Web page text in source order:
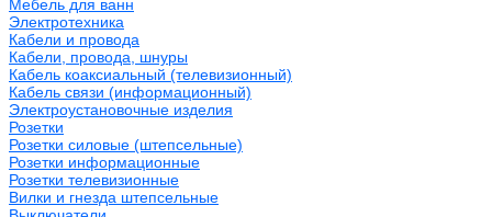
Мебель для ванн
Электротехника
Кабели и провода
Кабели, провода, шнуры
Кабель коаксиальный (телевизионный)
Кабель связи (информационный)
Электроустановочные изделия
Розетки
Розетки силовые (штепсельные)
Розетки информационные
Розетки телевизионные
Вилки и гнезда штепсельные